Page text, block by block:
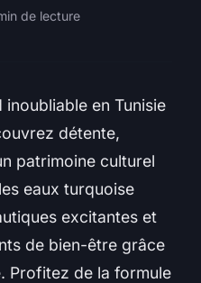
de lecture
en Tunisie
détente,
patrimoine culturel
eaux turquoise
excitantes et
de bien-être grâce
Profitez de la formule